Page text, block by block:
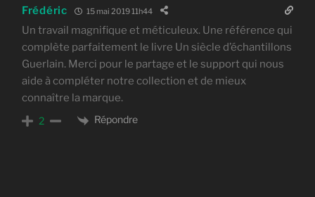
Frédéric 15 mai 2019 11h44
Un travail magnifique et méticuleux. Une référence qui
complète parfaitement le livre Un siècle d’échantillons
Guerlain. Merci pour le partage et le support qui nous
aide à compléter notre collection et de mieux
connaître la marque.
2 Répondre